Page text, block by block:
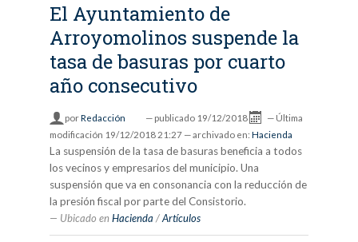
El Ayuntamiento de
Arroyomolinos suspende la
tasa de basuras por cuarto
año consecutivo
porRedacción — publicado 19/12/2018 — Última
modificación 19/12/2018 21:27 — archivado en: Hacienda
La suspensión de la tasa de basuras beneficia a todos
los vecinos y empresarios del municipio. Una
suspensión que va en consonancia con la reducción de
la presión fiscal por parte del Consistorio.
Ubicado en Hacienda /Artículos